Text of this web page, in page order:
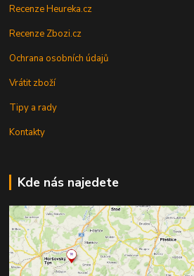
Recenze Heureka.cz
Recenze Zbozi.cz
Ochrana osobních údajů
Vrátit zboží
Tipy a rady
Kontakty
Kde nás najedete